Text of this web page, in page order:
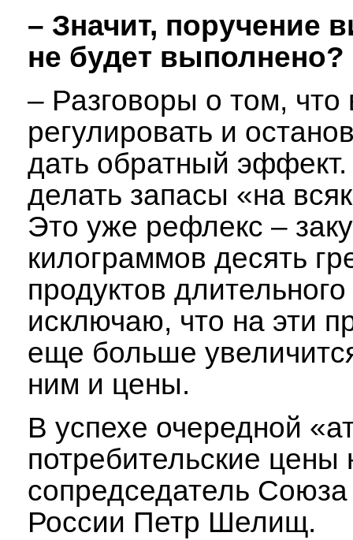
– Значит, поручение
не будет выполнено?
– Разговоры о том, что
регулировать и
дать обратный
делать запасы «на
Это уже рефлекс –
килограммов десять
продуктов
исключаю, что на эти
еще больше
ним и цены.
В успехе очередной
потребительские цены
сопредседатель
России Петр Шелищ.